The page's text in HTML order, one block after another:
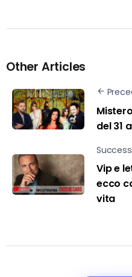
Other Articles
del 31
Vip e
ecco
vita